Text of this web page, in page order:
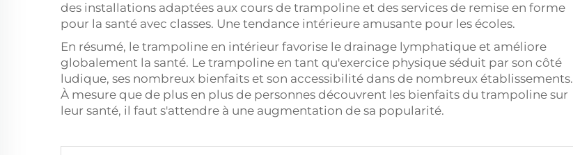
des installations adaptées aux cours de trampoline et des services de remise en forme
pour la santé avec classes. Une tendance intérieure amusante pour les écoles.
En résumé, le trampoline en intérieur favorise le drainage lymphatique et améliore
globalement la santé. Le trampoline en tant qu'exercice physique séduit par son côté
ludique, ses nombreux bienfaits et son accessibilité dans de nombreux établissements.
À mesure que de plus en plus de personnes découvrent les bienfaits du trampoline sur
leur santé, il faut s'attendre à une augmentation de sa popularité.